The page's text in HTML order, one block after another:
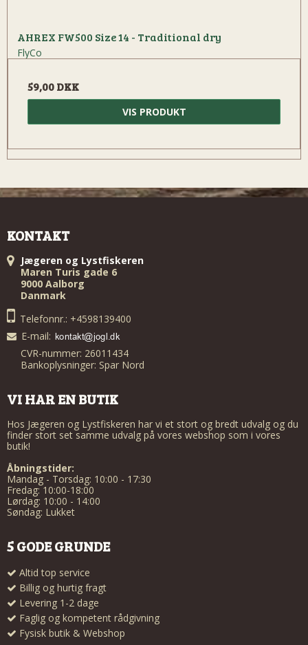
AHREX FW500 Size 14 - Traditional dry
FlyCo
59,00 DKK
VIS PRODUKT
KONTAKT
Jægeren og Lystfiskeren
Maren Turis gade 6
9000 Aalborg
Danmark
Telefonnr.: +4598139400
E-mail:
CVR-nummer: 26011434
Bankoplysninger: Spar Nord
VI HAR EN BUTIK
Hos Jægeren og Lystfiskeren har vi et stort og bredt udvalg og du
finder stort set samme udvalg på vores webshop som i vores
butik!
Åbningstider:
Mandag - Torsdag: 10:00 - 17:30
Fredag: 10:00-18:00
Lørdag: 10:00 - 14:00
Søndag: Lukket
5 GODE GRUNDE
Altid top service
Billig og hurtig fragt
Levering 1-2 dage
Faglig og kompetent rådgivning
Fysisk butik & Webshop